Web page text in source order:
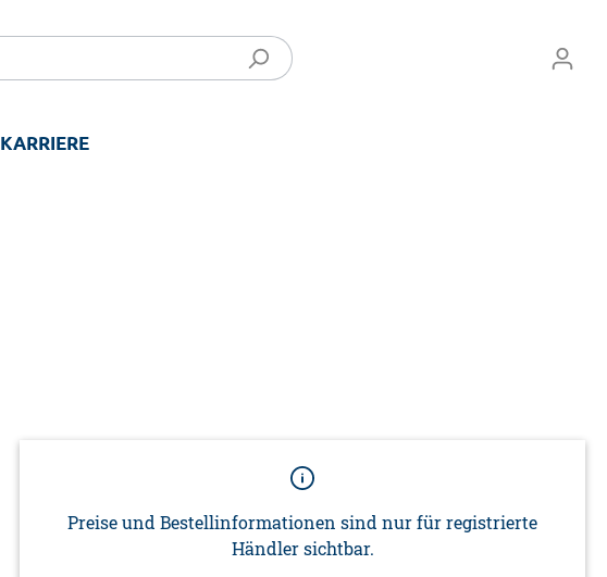
KARRIERE
Preise und Bestellinformationen sind nur für registrierte
Händler sichtbar.